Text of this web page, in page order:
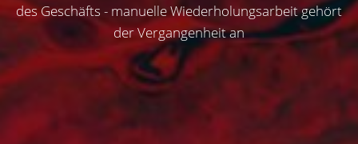
des Geschäfts - manuelle Wiederholungsarbeit gehört
der Vergangenheit an